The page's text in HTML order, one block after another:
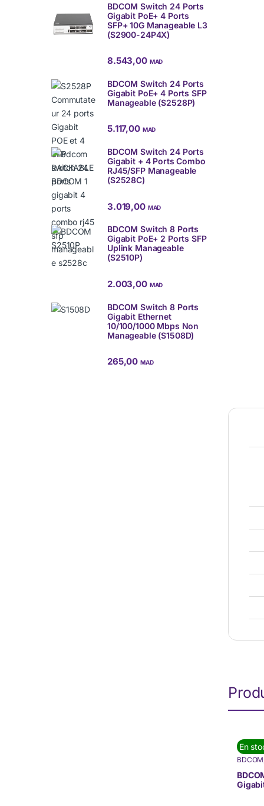
En
BDCOM
BDCOM Switch 24 Ports
Gigabit PoE+ 4 Ports
SFP+ 10G Manageable L3
(S2900-24P4X)
8.543,00 MAD
BDCOM Switch 24 Ports
Gigabit PoE+ 4 Ports SFP
Manageable (S2528P)
5.117,00 MAD
BDCOM Switch 24 Ports
Gigabit + 4 Ports Combo
RJ45/SFP Manageable
(S2528C)
3.019,00 MAD
BDCOM Switch 8 Ports
Gigabit PoE+ 2 Ports SFP
Uplink Manageable
(S2510P)
2.003,00 MAD
BDCOM Switch 8 Ports
Gigabit Ethernet
10/100/1000 Mbps Non
Manageable (S1508D)
265,00MAD